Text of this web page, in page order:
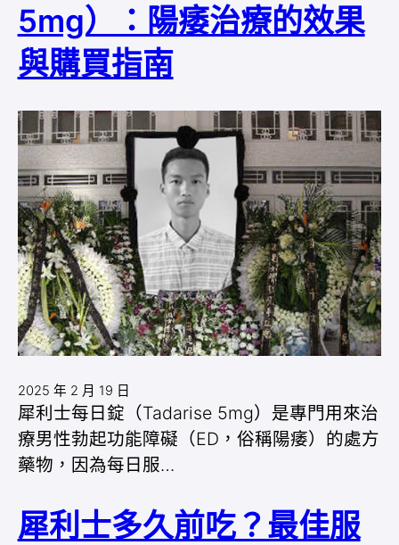
5mg）：陽痿治療的效果
與購買指南
2025 年 2 月 19 日
犀利士每日錠（Tadarise 5mg）是專門用來治
療男性勃起功能障礙（ED，俗稱陽痿）的處方
藥物，因為每日服…
犀利士多久前吃？最佳服